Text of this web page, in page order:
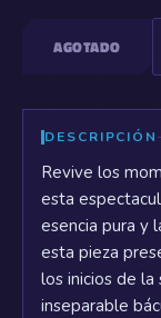
AGOTADO
DESCRIPCIÓN
Revive los
esta
esencia pura y
esta pieza
los inicios de la
inseparable